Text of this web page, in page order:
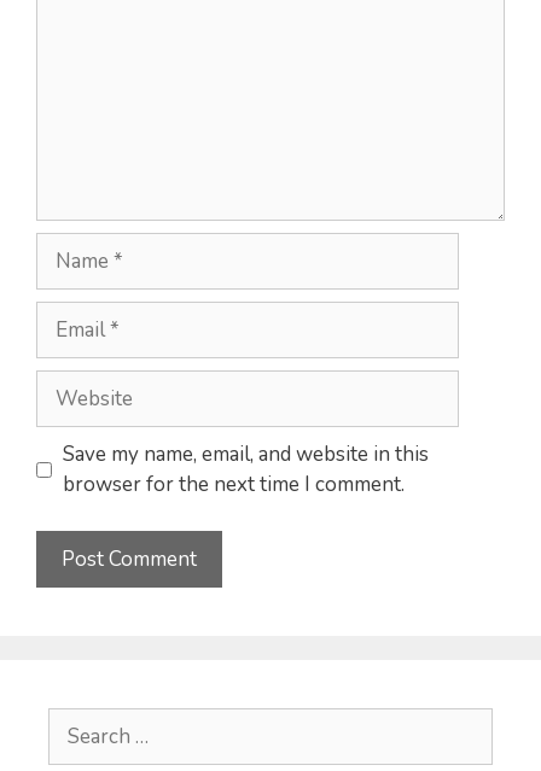
Name
Email
Website
Save my name, email, and website in this
browser for the next time I comment.
Search
for: